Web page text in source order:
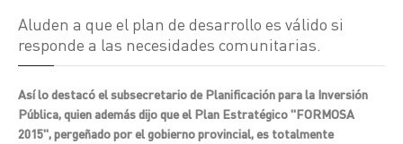
Aluden a que el plan de desarrollo es válido si
responde a las necesidades comunitarias.
Así lo destacó el subsecretario de Planificación para la Inversión
Pública, quien además dijo que el Plan Estratégico "FORMOSA
2015", pergeñado por el gobierno provincial, es totalmente